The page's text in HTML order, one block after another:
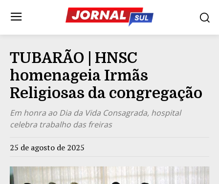
TUBARÃO | HNSC
homenageia Irmãs
Religiosas da congregação
Em honra ao Dia da Vida Consagrada, hospital
celebra trabalho das freiras
25 de agosto de 2025